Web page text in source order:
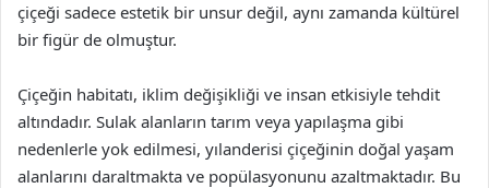
çiçeği sadece estetik bir unsur değil, aynı zamanda kültürel
bir figür de olmuştur.
Çiçeğin habitatı, iklim değişikliği ve insan etkisiyle tehdit
altındadır. Sulak alanların tarım veya yapılaşma gibi
nedenlerle yok edilmesi, yılanderisi çiçeğinin doğal yaşam
alanlarını daraltmakta ve popülasyonunu azaltmaktadır. Bu